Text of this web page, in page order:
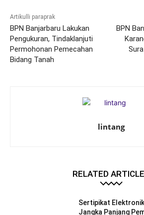
Artikulli paraprak
BPN Banjarbaru Lakukan
Pengukuran, Tindaklanjuti
Permohonan Pemecahan
Bidang Tanah
BPN
lintang
RELATED
Sertipikat
Jangka Panjang